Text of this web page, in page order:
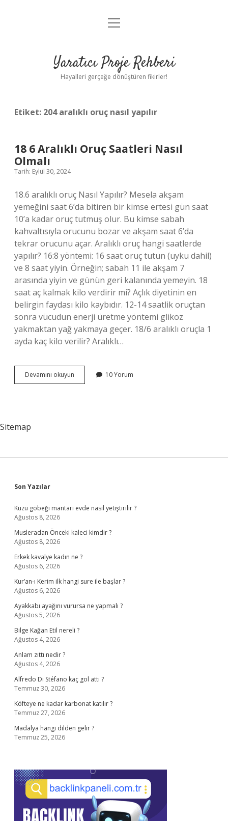
Anasayfa
Yasal Uyarı
menüyü
Yaratıcı Proje Rehberi
Hayalleri gerçeğe dönüştüren fikirler!
Etiket: 204 aralıklı oruç nasıl yapılır
18 6 Aralıklı Oruç Saatleri Nasıl
Olmalı
Tarih: Eylül 30, 2024
18.6 aralıklı oruç Nasıl Yapılır? Mesela akşam
yemeğini saat 6’da bitiren bir kimse ertesi gün saat
10’a kadar oruç tutmuş olur. Bu kimse sabah
kahvaltısıyla orucunu bozar ve akşam saat 6’da
tekrar orucunu açar. Aralıklı oruç hangi saatlerde
yapılır? 16:8 yöntemi: 16 saat oruç tutun (uyku dahil)
ve 8 saat yiyin. Örneğin; sabah 11 ile akşam 7
arasında yiyin ve günün geri kalanında yemeyin. 18
saat aç kalmak kilo verdirir mi? Açlık diyetinin en
belirgin faydası kilo kaybıdır. 12-14 saatlik oruçtan
sonra vücudun enerji üretme yöntemi glikoz
yakmaktan yağ yakmaya geçer. 18/6 aralıklı oruçla 1
ayda kaç kilo verilir? Aralıklı…
Devamını okuyun
6
10 Yorum
Sitemap
Sidebar
Son Yazılar
Kuzu göbeği mantarı evde nasıl yetiştirilir ?
Ağustos 8, 2026
Musleradan Önceki kaleci kimdir ?
Ağustos 8, 2026
Erkek kavalye kadın ne ?
Ağustos 6, 2026
Kur’an-ı Kerim ilk hangi sure ile başlar ?
Ağustos 6, 2026
Ayakkabı ayağını vurursa ne yapmalı ?
Ağustos 5, 2026
Bilge Kağan Etil nereli ?
Ağustos 4, 2026
Anlam zıttı nedir ?
Ağustos 4, 2026
Alfredo Di Stéfano kaç gol attı ?
Temmuz 30, 2026
Köfteye ne kadar karbonat katılır ?
Temmuz 27, 2026
Madalya hangi dilden gelir ?
Temmuz 25, 2026